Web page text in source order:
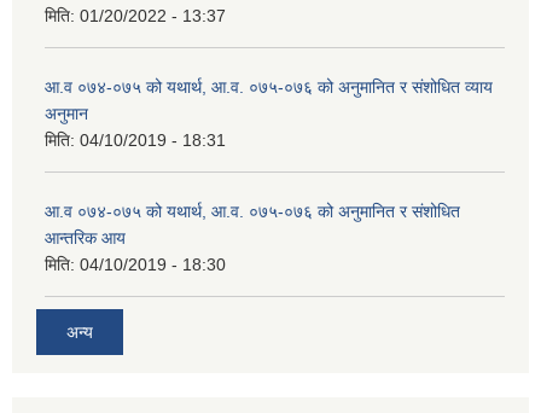
मिति: 01/20/2022 - 13:37
आ.व ०७४-०७५ को यथार्थ, आ.व. ०७५-०७६ को अनुमानित र संशोधित व्याय
अनुमान
मिति: 04/10/2019 - 18:31
आ.व ०७४-०७५ को यथार्थ, आ.व. ०७५-०७६ को अनुमानित र संशोधित
आन्तरिक आय
मिति: 04/10/2019 - 18:30
अन्य